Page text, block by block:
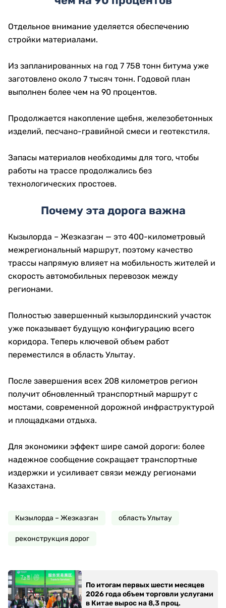
Отдельное внимание уделяется обеспечению
стройки материалами.
Из запланированных на год 7 758 тонн битума уже
заготовлено около 7 тысяч тонн. Годовой план
выполнен более чем на 90 процентов.
Продолжается накопление щебня, железобетонных
изделий, песчано-гравийной смеси и геотекстиля.
Запасы материалов необходимы для того, чтобы
работы на трассе продолжались без
технологических простоев.
Почему эта дорога важна
Кызылорда – Жезказган — это 400-километровый
межрегиональный маршрут, поэтому качество
трассы напрямую влияет на мобильность жителей и
скорость автомобильных перевозок между
регионами.
Полностью завершенный кызылординский участок
уже показывает будущую конфигурацию всего
коридора. Теперь ключевой объем работ
переместился в область Улытау.
После завершения всех 208 километров регион
получит обновленный транспортный маршрут с
мостами, современной дорожной инфраструктурой
и площадками отдыха.
Для экономики эффект шире самой дороги: более
надежное сообщение сокращает транспортные
издержки и усиливает связи между регионами
Казахстана.
Кызылорда – Жезказган область Улытау
реконструкция дорог
По итогам первых шести месяцев
2026 года объем торговли услугами
в Китае вырос на 8,3 проц.